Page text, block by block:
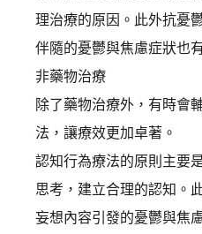
理治療的原因。此外抗憂
伴隨的憂鬱與焦慮症狀也
非藥物治療
除了藥物治療外，有時會
法，讓療效更加卓著。
認知行為療法的原則主要
思考，建立合理的認知。
妄想內容引發的憂鬱與焦